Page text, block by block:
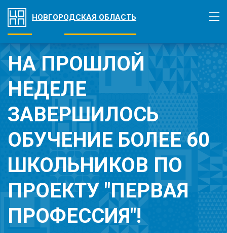
НОВГОРОДСКАЯ ОБЛАСТЬ
НА ПРОШЛОЙ
НЕДЕЛЕ
ЗАВЕРШИЛОСЬ
ОБУЧЕНИЕ БОЛЕЕ 60
ШКОЛЬНИКОВ ПО
ПРОЕКТУ "ПЕРВАЯ
ПРОФЕССИЯ"!